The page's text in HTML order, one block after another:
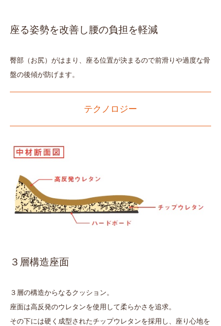
座る姿勢を改善し腰の負担を軽減
臀部（お尻）がはまり、座る位置が決まるので前滑りや過度な骨
盤の後傾が防げます。
テクノロジー
３層構造座面
３層の構造からなるクッション。
座面は高反発のウレタンを使用して柔らかさを追求。
その下には硬く成型されたチップウレタンを採用し、座り心地を